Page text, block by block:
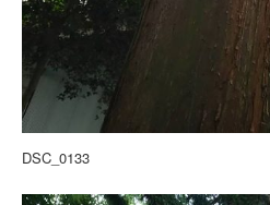
DSC_0133